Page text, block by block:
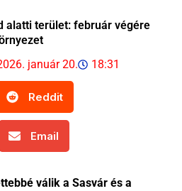
alatti terület: február végére
január 20. 18:31
Reddit
Email
válik a Sasvár és a